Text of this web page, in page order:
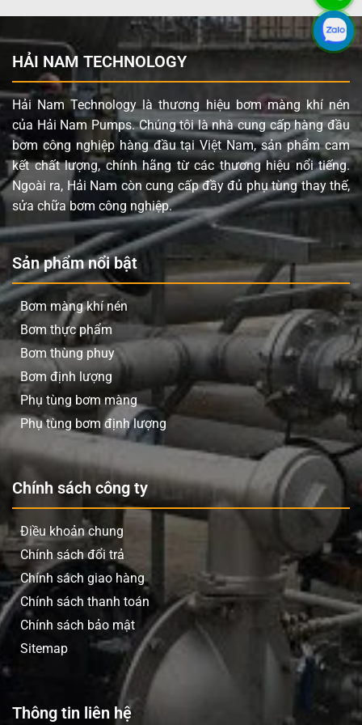
Bảo trì đơn giản: Thiết kế thông minh giúp việc bảo
trì, sửa chữa trở nên dễ dàng và tiết kiệm thời gian.
Ứng dụng sản phẩm YAMADA NDP-
40BSH
Nhờ khả năng xử lý đa dạng các loại chất lỏng, bơm
màng YAMADA NDP-40BSH là lựa chọn lý tưởng cho
nhiều ngành công nghiệp:
Hóa chất:Vận chuyển hóa chất, dung môi, chất tẩy
rửa, các chất lỏng ăn mòn.
Sơn & Mực in:Bơm sơn, mực in, chất phủ với độ
nhớt khác nhau.
Dầu khí & Hóa dầu:
Xử lý dầu, sản phẩm hóa dầu.
Xử lý nước thải:Vận chuyển bùn loãng, nước thải
công nghiệp.
Gốm sứ: Bơm men gốm, bùn gốm.
Thực phẩm & Đồ uống:Dùng cho các ứng dụng
không tiếp xúc trực tiếp với thực phẩm.
Các ngành khác:Keo, chất kết dính, v.v.
Lưu ý khi mua bơm hoặc sử dụng bơm
Khi lựa chọn và vận hành bơm màng YAMADA NDP-
40BSH, cần chú ý một số điểm sau:
Xác định chính xác loại chất lỏng và yêu cầu về lưu
lượng, áp lực để đảm bảo chọn đúng model.
Kiểm tra chất lượng nguồn khí nén (khô và sạch) để
tối ưu hiệu suất và tuổi thọ van khí.
Tuân thủ hướng dẫn lắp đặt và bảo trì định kỳ để
bơm hoạt động bền bỉ, hiệu quả.
Đảm bảo hệ thống ống dẫn tương thích với đầu
hút/xả của bơm.
HẢI NAM TECHNOLOGY
Hải Nam Technology là thương hiệu bơm màng khí nén
của Hải Nam Pumps. Chúng tôi là nhà cung cấp hàng đầu
bơm công nghiệp hàng đầu tại Việt Nam, sản phẩm cam
kết chất lượng, chính hãng từ các thương hiệu nổi tiếng.
Ngoài ra, Hải Nam còn cung cấp đầy đủ phụ tùng thay thế,
sửa chữa bơm công nghiệp.
Sản phẩm nổi bật
Bơm màng khí nén
Bơm thực phẩm
Bơm thùng phuy
Bơm định lượng
Phụ tùng bơm màng
Phụ tùng bơm định lượng
Chính sách công ty
Điều khoản chung
Chính sách đổi trả
Chính sách giao hàng
Chính sách thanh toán
Chính sách bảo mật
Sitemap
Thông tin liên hệ